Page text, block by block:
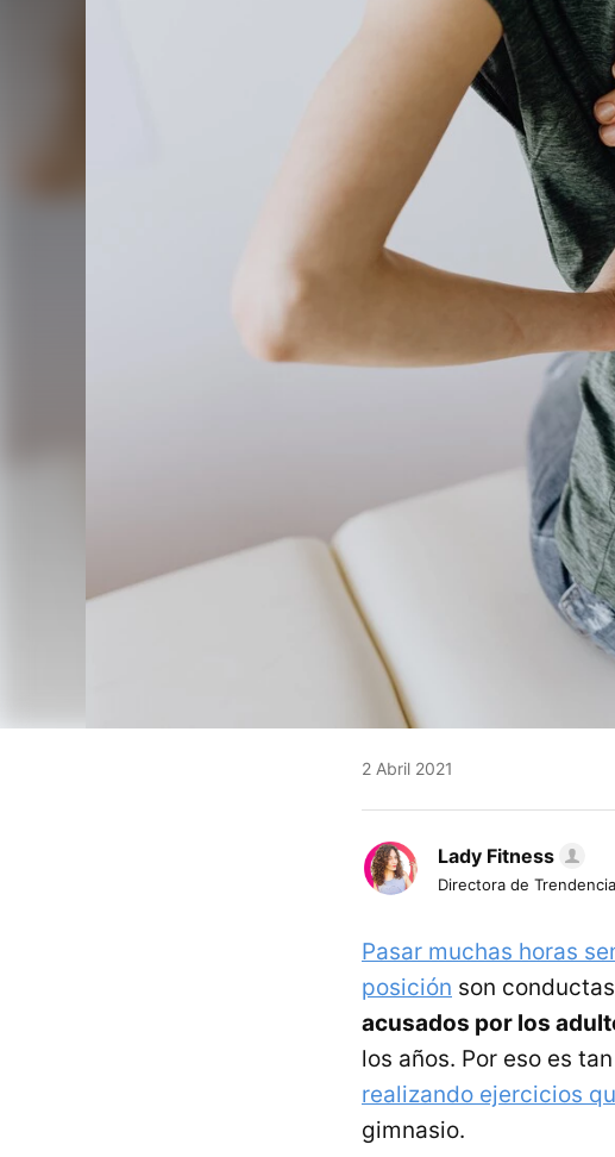
2 Abril 2021
Lady Fitness
Directora de
Pasar muchas horas
posición son
acusados por los
los años. Por eso es
realizando ejercicios
gimnasio.